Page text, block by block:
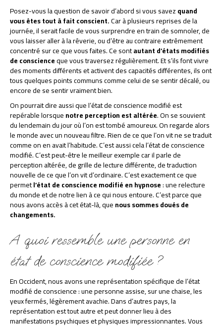
Posez-vous la question de savoir d’abord si vous savezquand
vous êtes tout à fait conscient.Car à plusieurs reprises de la
journée, il serait facile de vous surprendre en train de somnoler, de
vous laisser aller à la rêverie, ou d’être au contraire extrêmement
concentré sur ce que vous faites. Ce sontautant d’états modifiés
de conscienceque vous traversez régulièrement. Et s’ils font vivre
des moments différents et activent des capacités différentes, ils ont
tous quelques points communs comme celui de se sentir décalé, ou
encore de se sentir vraiment bien.
On pourrait dire aussi que l’état de conscience modifié est
repérable lorsquenotre perception est altérée. On se souvient
du lendemain du jour où l’on est tombé amoureux. On regarde alors
le monde avec un nouveau filtre. Rien de ce que l’on vit ne se traduit
comme on en avait l’habitude. C’est aussi cela l’état de conscience
modifié. C’est peut-être le meilleur exemple car il parle de
perception altérée, de grille de lecture différente, de traduction
nouvelle de ce que l’on vit d’ordinaire. C’est exactement ce que
permetl’état de conscience modifié en hypnose: une relecture
du monde et de notre lien à ce qui nous entoure. C’est parce que
nous avons accès à cet état-là, quenous sommes doués de
changements.
A quoi ressemble une personne en
état de conscience modifiée ?
En Occident, nous avons une représentation spécifique de l’état
modifié de conscience : une personne assise, sur une chaise, les
yeux fermés, légèrement avachie. Dans d’autres pays, la
représentation est tout autre et peut donner lieu à des
manifestations psychiques et physiques impressionnantes. Vous